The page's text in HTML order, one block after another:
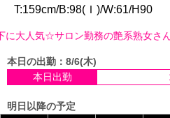
T:159cm/B:98(Ｉ)/W:61/H90
ン勤務の艶系熟女さんです♡
本日の出勤：8/6(木)
本日出勤
明日以降の予定